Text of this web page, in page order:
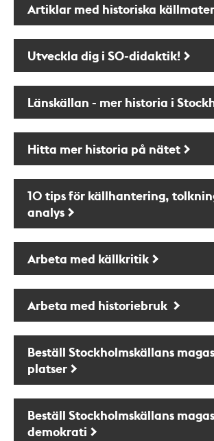
Artiklar med historiska
Utveckla dig i SO-didaktik!
Länskällan - mer historia i
Hitta mer historia på nätet
10 tips för källhantering,
analys
Arbeta med källkritik
Arbeta med historiebruk
Beställ Stockholmskällans
platser
Beställ Stockholmskällans
demokrati